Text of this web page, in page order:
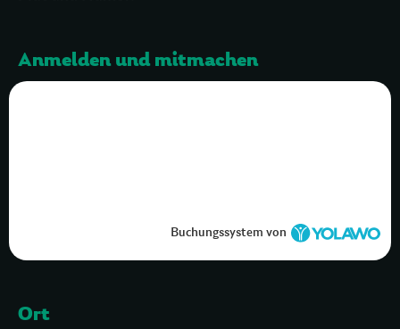
Anmelden und mitmachen
Buchungssystem von
Ort